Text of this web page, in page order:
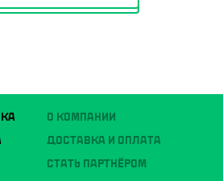
О КОМПАНИИ
ДОСТАВКА И ОПЛАТА
СТАТЬ ПАРТНЁРОМ